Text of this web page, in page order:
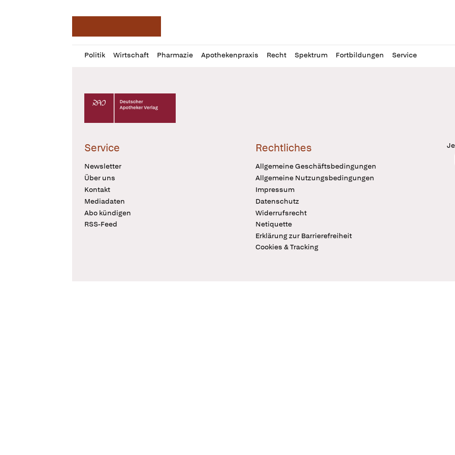
Politik Wirtschaft Pharmazie Apothekenpraxis Recht Spektrum Fortbildungen Service
Profil
öffnen
Daz
Pur
Deutscher Apotheker Verlag Logo
Service
Newsletter
Über uns
Kontakt
Mediadaten
Abo kündigen
RSS-Feed
Rechtliches
Allgemeine Geschäftsbedingungen
Allgemeine Nutzungsbedingungen
Impressum
Datenschutz
Widerrufsrecht
Netiquette
Erklärung zur Barrierefreiheit
Cookies & Tracking